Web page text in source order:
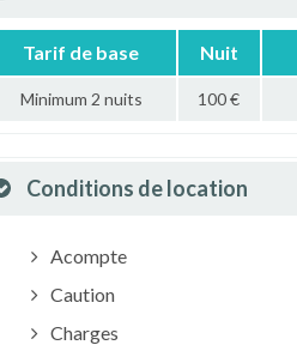
Tarif de base Nuit
Minimum 2 nuits 100 €
Conditions de location
Acompte
Caution
Charges